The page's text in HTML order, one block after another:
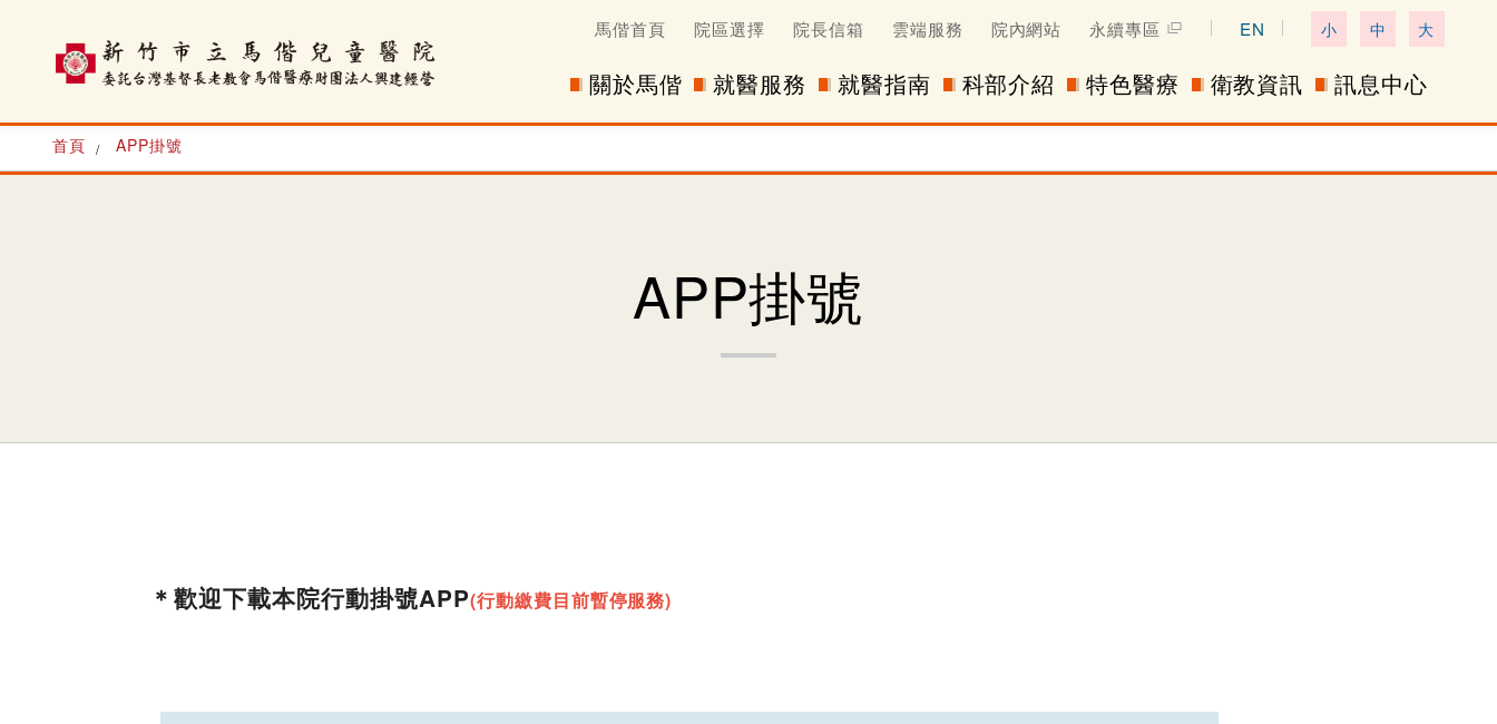
馬偕首頁 院區選擇 院長信箱 雲端服務 院內網站 永續專區 EN 小 中 大
關於馬偕 就醫服務 就醫指南 科部介紹 特色醫療 衛教資訊 訊息中心
首頁 APP掛號
APP掛號
＊歡迎下載本院行動掛號APP(行動繳費目前暫停服務)